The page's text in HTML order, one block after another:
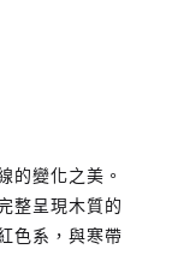
的變化之美。
整呈現木質的
色系，與寒帶